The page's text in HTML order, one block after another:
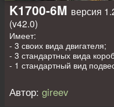
K1700-6M версия
(v42.0)
Имеет:
- 3 своих вида двигателя;
- 3 стандартных вида
- 1 стандартный вид
- 3 своих + 24 стандартных
Автор: gireev